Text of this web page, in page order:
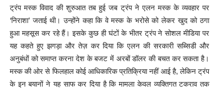
ट्रंप मस्क विवाद की शुरुआत तब हुई जब ट्रंप ने एलन मस्क के व्यवहार पर
‘निराशा’ जताई थी। उन्होंने कहा कि वे मस्क के भरोसे को लेकर खुद को ठगा
हुआ महसूस कर रहे हैं। इसके कुछ ही घंटों के भीतर ट्रंप ने सोशल मीडिया पर
यह कहते हुए झगड़ा और तेज़ कर दिया कि एलन की सरकारी सब्सिडी और
अनुबंधों को समाप्त करना देश के बजट में अरबों डॉलर की बचत कर सकता है।
मस्क की ओर से फिलहाल कोई आधिकारिक प्रतिक्रिया नहीं आई है, लेकिन ट्रंप
के इन बयानों ने यह साफ कर दिया है कि मामला केवल व्यक्तिगत टकराव तक